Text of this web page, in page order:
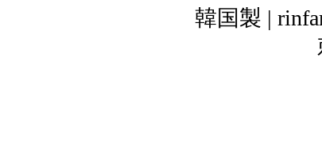
韓国製 |